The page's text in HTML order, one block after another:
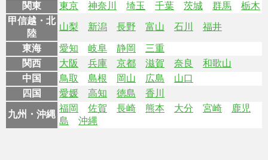
関東 東京 神奈川 埼玉 千葉 茨城 群馬
栃木
甲信越・北
陸
山梨 新潟 長野 富山 石川 福井
東海 愛知 岐阜 静岡
三重
関西
大阪 兵庫 京都 滋賀 奈良
和歌山
中国
鳥取 島根 岡山 広島
山口
四国
愛媛 高知 徳島 香川
九州・沖縄
福岡 佐賀 長崎 熊本 大分 宮崎
鹿児
島
沖縄